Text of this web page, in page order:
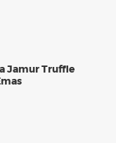
Jamur Truffle